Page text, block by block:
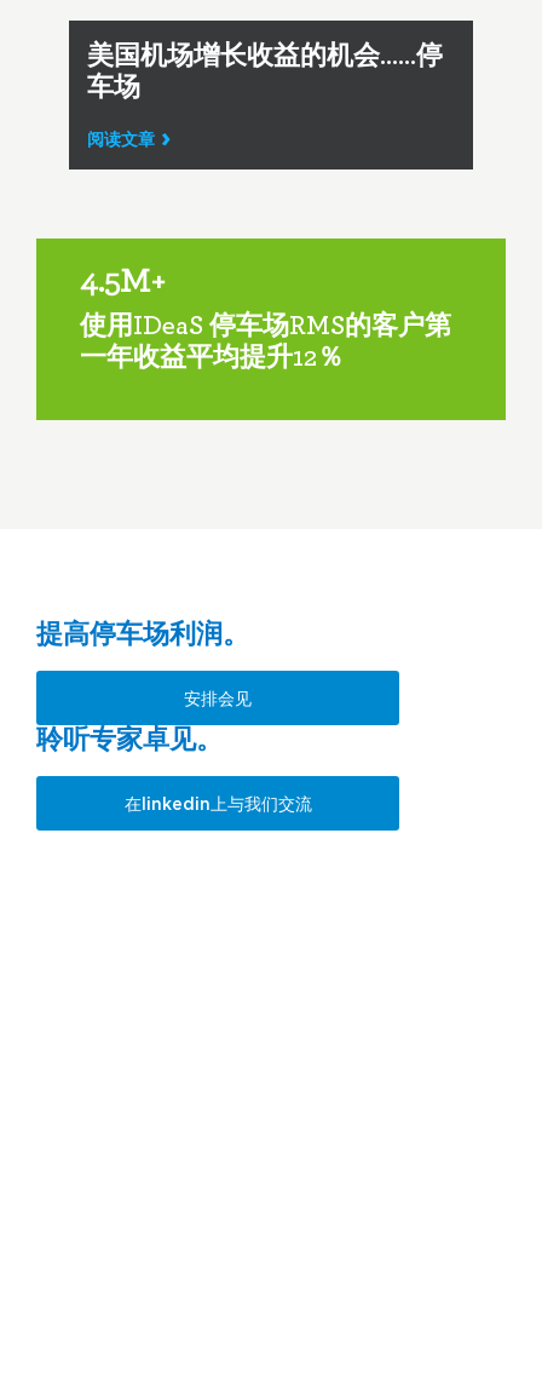
美国机场增长收益的机会......停
车场
阅读文章
4.5M+
使用IDeaS 停车场RMS的客户第
一年收益平均提升12％
提高停车场利润。
安排会见
聆听专家卓见。
在linkedin上与我们交流